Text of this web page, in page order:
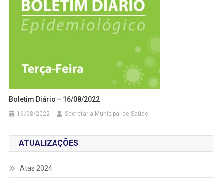
Boletim Diário – 16/08/2022
16/08/2022 Secretaria Municipal de Saúde
ATUALIZAÇÕES
Atas 2024